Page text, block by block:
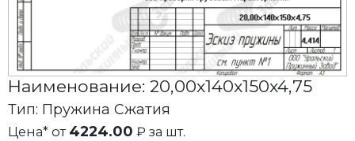
Наименование: 20,00x140x150x4,75
Тип: Пружина Сжатия
Цена* от 4224.00 ₽ за шт.